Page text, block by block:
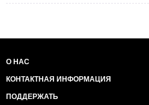
О НАС
КОНТАКТНАЯ ИНФОРМАЦИЯ
ПОДДЕРЖАТЬ